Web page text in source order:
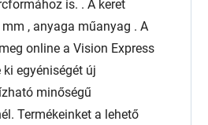
is. . A keret
, anyaga műanyag . A
online a Vision Express
egyéniségét új
minőségű
Termékeinket a lehető